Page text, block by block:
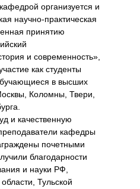
организуется и
научно-практическая
принятию
и современность»,
как студенты
в высших
Коломны, Твери,
и качественную
кафедры
почетными
благодарности
и науки РФ,
Тульской